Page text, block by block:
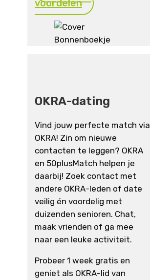
voordelen
OKRA-dating
Vind jouw perfecte match via
OKRA! Zin om nieuwe
contacten te leggen? OKRA
en 50plusMatch helpen je
daarbij! Zoek contact met
andere OKRA-leden of date
veilig én voordelig met
duizenden senioren. Chat,
maak vrienden of ga mee
naar een leuke activiteit.
Probeer 1 week gratis en
geniet als OKRA-lid van